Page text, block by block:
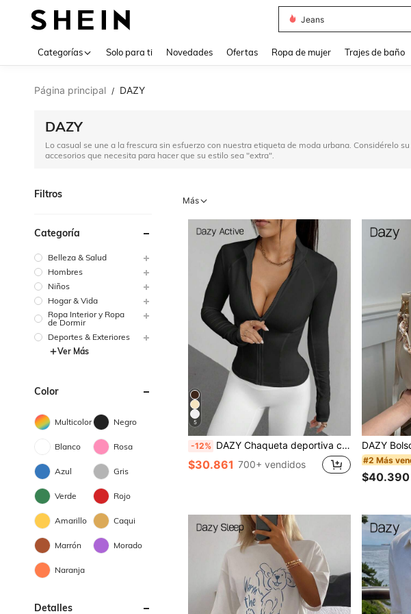
Vestidos De Baño
Categorías Solo para ti Novedades Ofertas Ropa de mujer Trajes de baño
Página principal / DAZY
DAZY
Lo casual se une a la frescura sin esfuerzo con nuestra etiqueta de moda urbana. Considérelo
accesorios que necesita para hacer que su estilo sea "extra".
Filtros
Categoría
Belleza & Salud
Hombres
Niños
Hogar & Vida
Ropa Interior y Ropa
de Dormir
Deportes & Exteriores
Ver Más
Color
Multicolor Negro
Blanco Rosa
Azul Gris
Verde Rojo
Amarillo Caqui
Marrón Morado
Naranja
Detalles
Más
5
-12% DAZY Chaqueta deportiva casual de mujer con ajuste ceñido y cordón en la cintura
$30.861 700+ vendidos #2 Más
$40.390